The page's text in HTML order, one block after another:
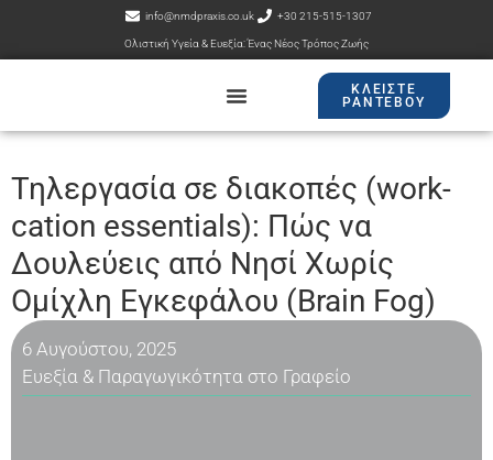
info@nmdpraxis.co.uk +30 215-515-1307
Ολιστική Υγεία & Ευεξία: Ένας Νέος Τρόπος Ζωής
ΚΛΕΊΣΤΕ
ΡΑΝΤΕΒΟΎ
Τηλεργασία σε διακοπές (work-
cation essentials): Πώς να
Δουλεύεις από Νησί Χωρίς
Ομίχλη Εγκεφάλου (Brain Fog)
6 Αυγούστου, 2025
Ευεξία & Παραγωγικότητα στο Γραφείο